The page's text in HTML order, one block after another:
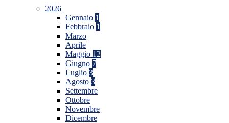
2026
Gennaio 1
Febbraio 1
Marzo
Aprile
Maggio 12
Giugno 7
Luglio 3
Agosto 3
Settembre
Ottobre
Novembre
Dicembre